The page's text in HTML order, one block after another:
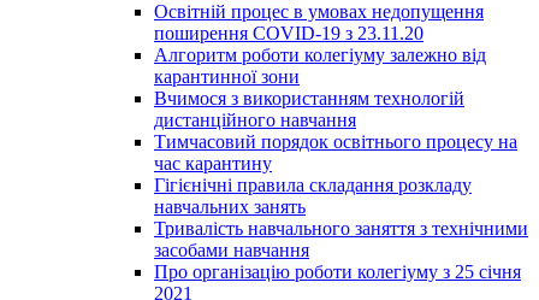
Освітній процес в умовах недопущення
поширення COVID-19 з 23.11.20
Алгоритм роботи колегіуму залежно від
карантинної зони
Вчимося з використанням технологій
дистанційного навчання
Тимчасовий порядок освітнього процесу на
час карантину
Гігієнічні правила складання розкладу
навчальних занять
Тривалість навчального заняття з технічними
засобами навчання
Про організацію роботи колегіуму з 25 січня
2021